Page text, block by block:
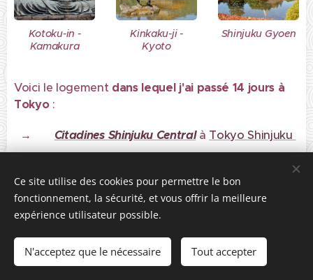
Kotoku-in -
Kamakura
Kinkaku-ji -
Kyoto
Shinjuku Gyoen
Voici le logement dans lequel j'ai passé 14 jours à
Tokyo:
→ Citadines Shinjuku Central à Tokyo Shinjuku
Ce site utilise des cookies pour permettre le bon
fonctionnement, la sécurité, et vous offrir la meilleure
expérience utilisateur possible.
N'acceptez que le nécessaire Tout accepter